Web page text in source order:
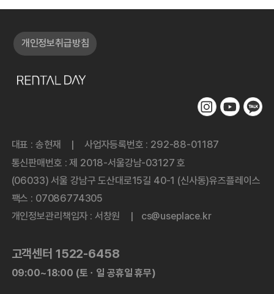
개인정보취급방침
대표 : 송현재
사업자등록번호 : 292-88-01187
통신판매번호 : 제 2018-서울강남-03127 호
(06033) 서울 강남구 도산대로15길 40-1 (신사동)유즈플레이스
팩스 : 07086774305
개인정보관리책임자 : 서창원
cs@useplace.kr
고객센터 1522-6458
09:00~18:00 (토ㆍ일 공휴일 휴무)